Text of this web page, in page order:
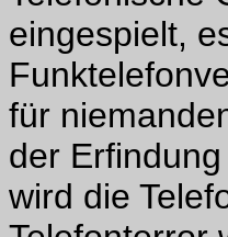
eingespielt,
für
der
wird die